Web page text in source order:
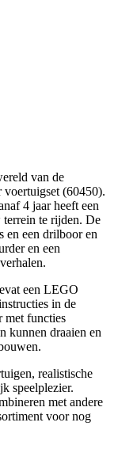
van de
(60450).
4 jaar heeft een
terrein te rijden. De
en een drilboor en
en een
een LEGO
in de
met functies
kunnen draaien en
realistische
speelplezier.
met andere
voor nog